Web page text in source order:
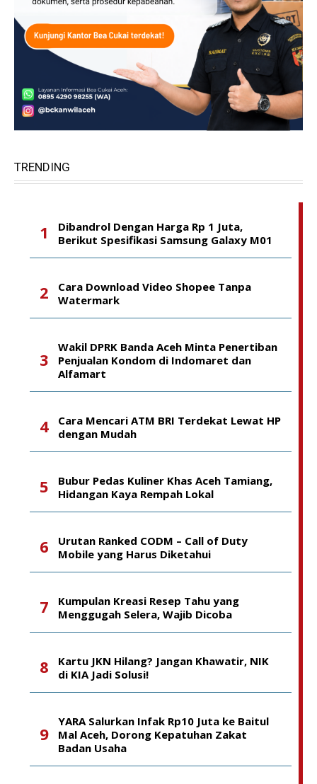
TRENDING
Dibandrol Dengan Harga Rp 1 Juta,
Berikut Spesifikasi Samsung Galaxy M01
Cara Download Video Shopee Tanpa
Watermark
Wakil DPRK Banda Aceh Minta Penertiban
Penjualan Kondom di Indomaret dan
Alfamart
Cara Mencari ATM BRI Terdekat Lewat HP
dengan Mudah
Bubur Pedas Kuliner Khas Aceh Tamiang,
Hidangan Kaya Rempah Lokal
Urutan Ranked CODM – Call of Duty
Mobile yang Harus Diketahui
Kumpulan Kreasi Resep Tahu yang
Menggugah Selera, Wajib Dicoba
Kartu JKN Hilang? Jangan Khawatir, NIK
di KIA Jadi Solusi!
YARA Salurkan Infak Rp10 Juta ke Baitul
Mal Aceh, Dorong Kepatuhan Zakat
Badan Usaha